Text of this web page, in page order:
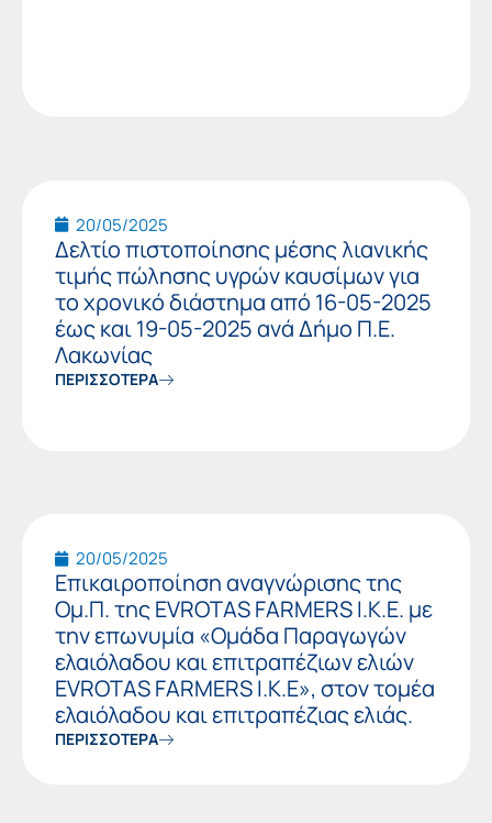
20/05/2025
Δελτίο πιστοποίησης μέσης λιανικής
τιμής πώλησης υγρών καυσίμων για
το χρονικό διάστημα από 16-05-2025
έως και 19-05-2025 ανά Δήμο Π.Ε.
Λακωνίας
ΠΕΡΙΣΣΟΤΕΡΑ
20/05/2025
Επικαιροποίηση αναγνώρισης της
Ομ.Π. της EVROTAS FARMERS I.K.E. με
την επωνυμία «Ομάδα Παραγωγών
ελαιόλαδου και επιτραπέζιων ελιών
EVROTAS FARMERS I.K.E», στον τομέα
ελαιόλαδου και επιτραπέζιας ελιάς.
ΠΕΡΙΣΣΟΤΕΡΑ